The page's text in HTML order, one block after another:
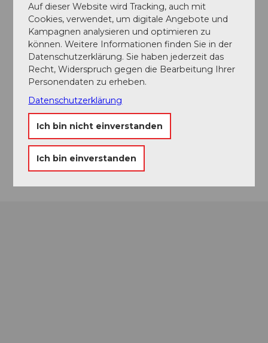
Veranstaltungsort
drehpunkt - Tanz und Event
Dorfstrasse 5b
3550Langnau im Emmental
076 212 77 01
info@drehpunkt-langnau.ch
Anreise
Auf dieser Website wird Tracking, auch mit
Cookies, verwendet, um digitale Angebote und
Kampagnen analysieren und optimieren zu
können. Weitere Informationen finden Sie in der
Datenschutzerklärung. Sie haben jederzeit das
Recht, Widerspruch gegen die Bearbeitung Ihrer
Personendaten zu erheben.
Datenschutzerklärung
Ich bin nicht einverstanden
Ich bin einverstanden